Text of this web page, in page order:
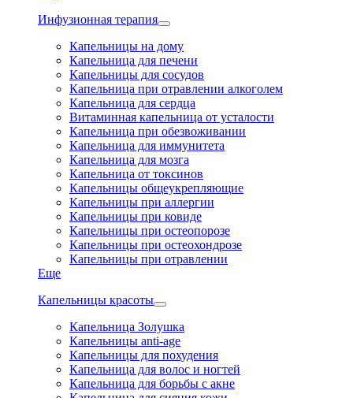
Инфузионная терапия
Капельницы на дому
Капельница для печени
Капельницы для сосудов
Капельница при отравлении алкоголем
Капельница для сердца
Витаминная капельница от усталости
Капельница при обезвоживании
Капельница для иммунитета
Капельница для мозга
Капельница от токсинов
Капельницы общеукрепляющие
Капельницы при аллергии
Капельницы при ковиде
Капельницы при остеопорозе
Капельницы при остеохондрозе
Капельницы при отравлении
Еще
Капельницы красоты
Капельница Золушка
Капельницы anti-age
Капельницы для похудения
Капельница для волос и ногтей
Капельница для борьбы с акне